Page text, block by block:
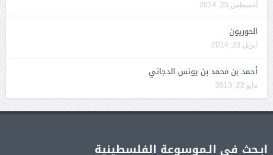
أغسطس 25, 2014
الحوريون
أبريل 23, 2014
أحمد بن محمد بن يونس الدجاني
مايو 22, 2013
ابـحث في الـموسوعة الفلسطينية